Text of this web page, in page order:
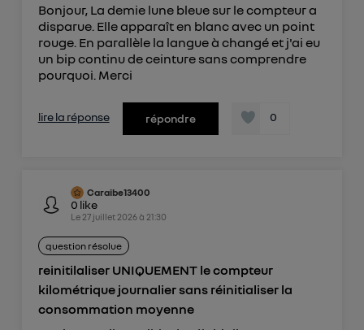
Bonjour, La demie lune bleue sur le compteur a
disparue. Elle apparaît en blanc avec un point
rouge. En parallèle la langue à changé et j'ai eu
un bip continu de ceinture sans comprendre
pourquoi. Merci
lire la réponse répondre 0
Caraibe13400
0 like
Le 27 juillet 2026à 21:30
question résolue
reinitilaliser UNIQUEMENT le compteur
kilométrique journalier sans réinitialiser la
consommation moyenne